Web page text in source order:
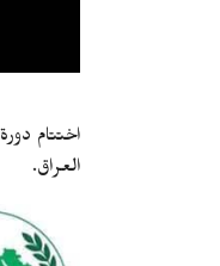
اختتام
العراق.